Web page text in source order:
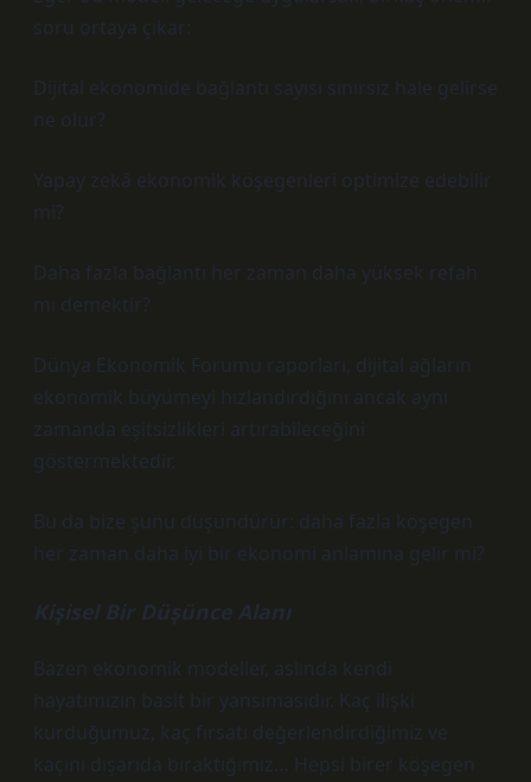
soru ortaya çıkar:
Dijital ekonomide bağlantı sayısı sınırsız hale gelirse
ne olur?
Yapay zekâ ekonomik köşegenleri optimize edebilir
mi?
Daha fazla bağlantı her zaman daha yüksek refah
mı demektir?
Dünya Ekonomik Forumu raporları, dijital ağların
ekonomik büyümeyi hızlandırdığını ancak aynı
zamanda eşitsizlikleri artırabileceğini
göstermektedir.
Bu da bize şunu düşündürür: daha fazla köşegen
her zaman daha iyi bir ekonomi anlamına gelir mi?
Kişisel Bir Düşünce Alanı
Bazen ekonomik modeller, aslında kendi
hayatımızın basit bir yansımasıdır. Kaç ilişki
kurduğumuz, kaç fırsatı değerlendirdiğimiz ve
kaçını dışarıda bıraktığımız… Hepsi birer köşegen